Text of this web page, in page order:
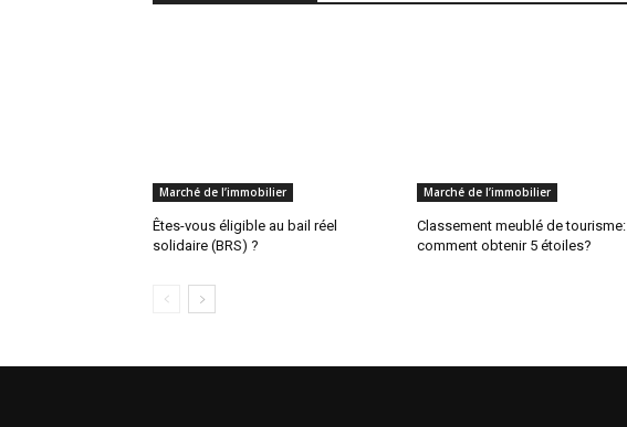
Marché de l’immobilier
Êtes-vous éligible au bail réel
solidaire (BRS) ?
Marché de l’immobilier
Classement meublé de tourisme:
comment obtenir 5 étoiles?